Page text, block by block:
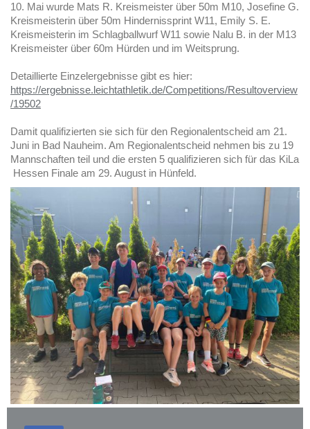
10. Mai wurde Mats R. Kreismeister über 50m M10, Josefine G.
Kreismeisterin über 50m Hindernissprint W11, Emily S. E.
Kreismeisterin im Schlagballwurf W11 sowie Nalu B. in der M13
Kreismeister über 60m Hürden und im Weitsprung.
Detaillierte Einzelergebnisse gibt es hier:
https://ergebnisse.leichtathletik.de/Competitions/Resultoverview
/19502
Damit qualifizierten sie sich für den Regionalentscheid am 21.
Juni in Bad Nauheim. Am Regionalentscheid nehmen bis zu 19
Mannschaften teil und die ersten 5 qualifizieren sich für das KiLa
Hessen Finale am 29. August in Hünfeld.